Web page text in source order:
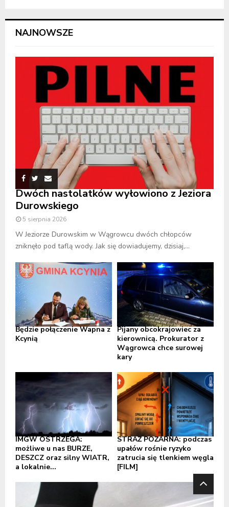
NAJNOWSZE
Dwóch nastolatków wyłowiono z Jeziora
Durowskiego
5 sierpnia 2026
W Jeziorze Durowskim w Wągrowcu dwóch chłopców
zniknęło pod taflą wody. Jak się dowiadujemy, dzisiaj,...
Będzie połączenie Wapna z
Kcynią
Pijany obcokrajowiec za
kierownicą. Prokurator z
Wągrowca chce surowej
kary
IMGW OSTRZEGA:
możliwe u nas BURZE,
DESZCZ oraz silny WIATR,
a lokalnie...
STRAŻ POŻARNA: podczas
upałów rośnie ryzyko
zatrucia się tlenkiem węgla
[FILM]